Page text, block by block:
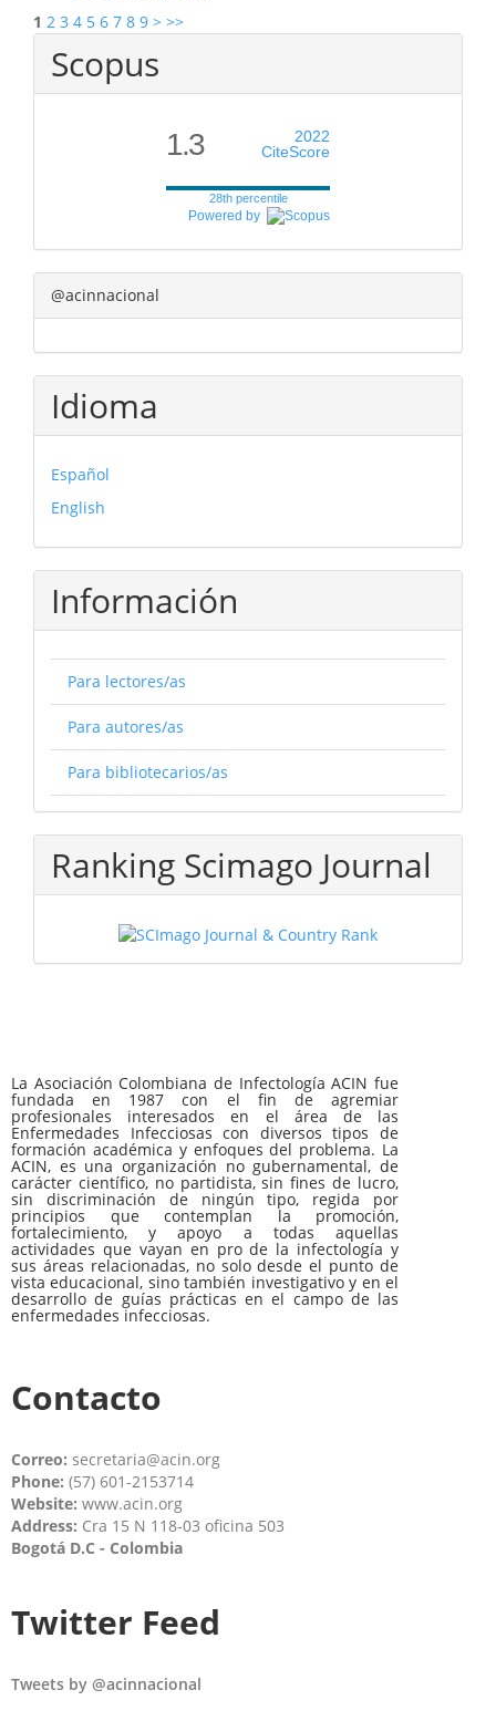
1 2 3 4 5 6 7 8 9 > >>
Scopus
1.3
2022
CiteScore
28th percentile
Powered by
@acinnacional
Idioma
Español
English
Información
Para lectores/as
Para autores/as
Para bibliotecarios/as
Ranking Scimago Journal
La Asociación Colombiana de Infectología ACIN fue
fundada en 1987 con el fin de agremiar
profesionales interesados en el área de las
Enfermedades Infecciosas con diversos tipos de
formación académica y enfoques del problema. La
ACIN, es una organización no gubernamental, de
carácter científico, no partidista, sin fines de lucro,
sin discriminación de ningún tipo, regida por
principios que contemplan la promoción,
fortalecimiento, y apoyo a todas aquellas
actividades que vayan en pro de la infectología y
sus áreas relacionadas, no solo desde el punto de
vista educacional, sino también investigativo y en el
desarrollo de guías prácticas en el campo de las
enfermedades infecciosas.
Contacto
Correo: secretaria@acin.org
Phone: (57) 601-2153714
Website: www.acin.org
Address: Cra 15 N 118-03 oficina 503
Bogotá D.C - Colombia
Twitter Feed
Tweets by @acinnacional